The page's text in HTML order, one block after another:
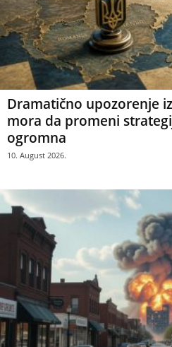
Dramatično upozorenje
mora da promeni
ogromna
10. August 2026.